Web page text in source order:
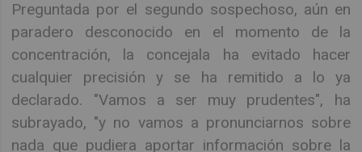
Preguntada por el segundo sospechoso, aún en
paradero desconocido en el momento de la
concentración, la concejala ha evitado hacer
cualquier precisión y se ha remitido a lo ya
declarado. "Vamos a ser muy prudentes", ha
subrayado, "y no vamos a pronunciarnos sobre
nada que pudiera aportar información sobre la